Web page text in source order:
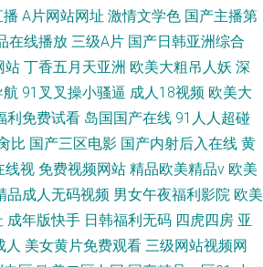
播 A片网站网址 激情文学色 国产主播第
在线播放 三级A片 国产日韩亚洲综合
站 丁香五月天亚洲 欧美大粗吊人妖 深
航 91叉叉操小骚逼 成人18视频 欧美大
利免费试看 岛国国产在线 91人人超碰
比 国产三区电影 国产内射后入在线 黄
线视 免费视频网站 精品欧美精品v 欧美
品成人无码视频 男女午夜福利影院 欧美
成年版快手 日韩福利无码 四虎四房 亚
人 美女黄片免费观看 三级网站视频网